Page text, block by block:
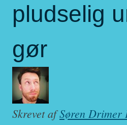
pludselig
gør
Skrevet afSøren Drimer